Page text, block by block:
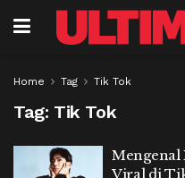
Home Tag Tik Tok
Tag: Tik Tok
Mengenal
Viral di